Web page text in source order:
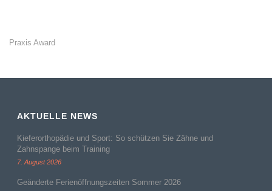
Praxis Award
AKTUELLE NEWS
Kieferorthopädie und Sport: So schützen Sie Zähne und
Zahnspange beim Training
7. August 2026
Geänderte Ferienöffnungszeiten Sommer 2026